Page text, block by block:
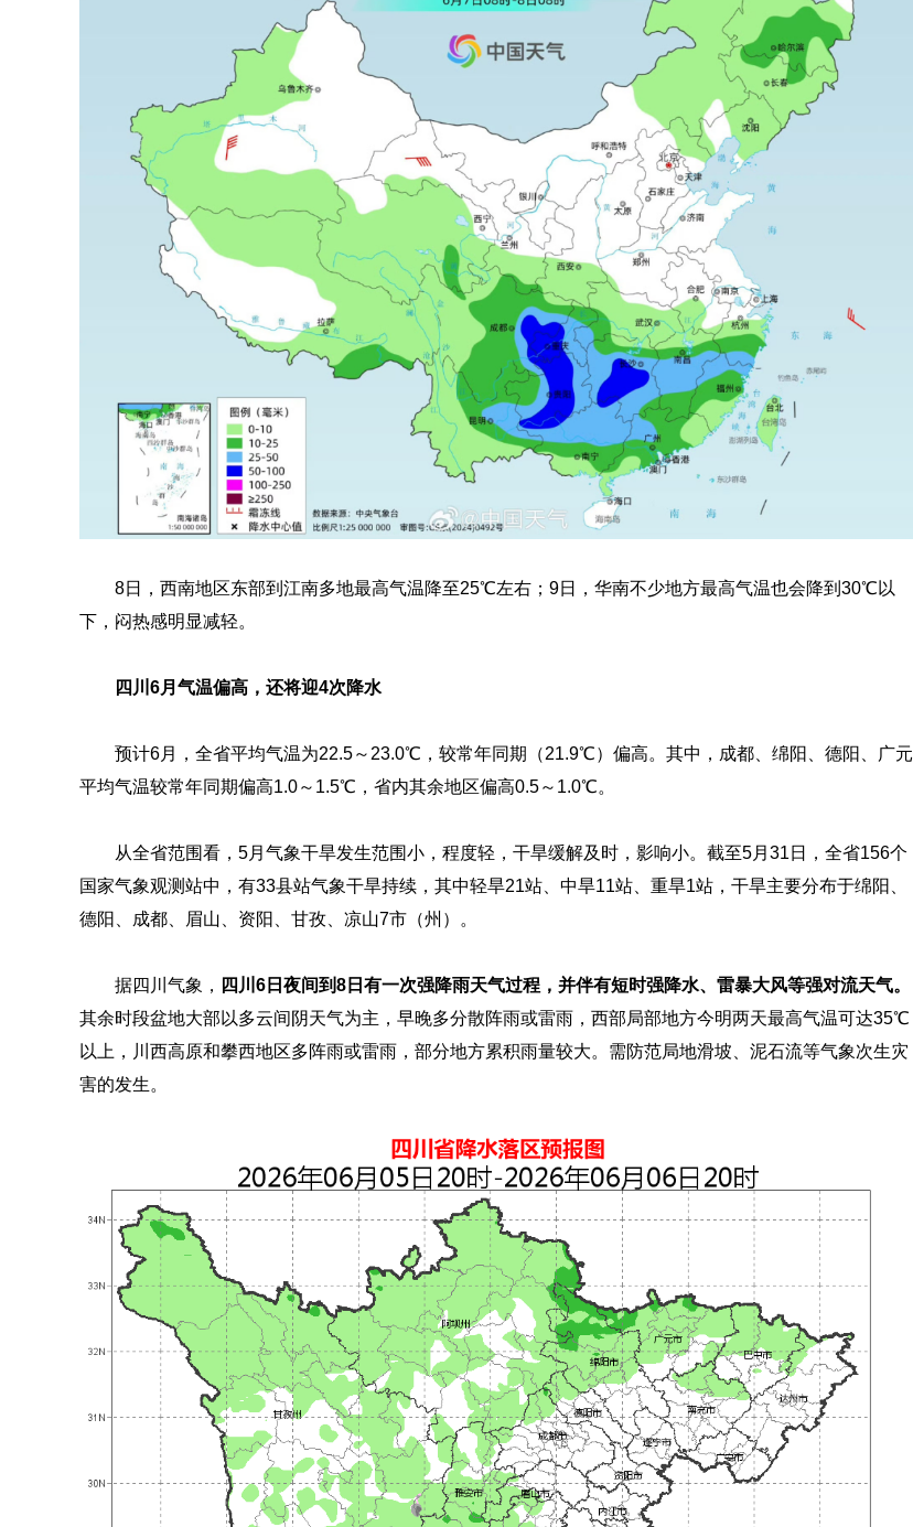
8日，西南地区东部到江南多地最高气温降至25℃左右；9日，华南不少地方最高气温也会降到30℃以
下，闷热感明显减轻。
四川6月气温偏高，还将迎4次降水
预计6月，全省平均气温为22.5～23.0℃，较常年同期（21.9℃）偏高。其中，成都、绵阳、德阳、广元
平均气温较常年同期偏高1.0～1.5℃，省内其余地区偏高0.5～1.0℃。
从全省范围看，5月气象干旱发生范围小，程度轻，干旱缓解及时，影响小。截至5月31日，全省156个
国家气象观测站中，有33县站气象干旱持续，其中轻旱21站、中旱11站、重旱1站，干旱主要分布于绵阳、
德阳、成都、眉山、资阳、甘孜、凉山7市（州）。
据四川气象， 四川6日夜间到8日有一次强降雨天气过程，并伴有短时强降水、雷暴大风等强对流天气。
其余时段盆地大部以多云间阴天气为主，早晚多分散阵雨或雷雨，西部局部地方今明两天最高气温可达35℃
以上，川西高原和攀西地区多阵雨或雷雨，部分地方累积雨量较大。需防范局地滑坡、泥石流等气象次生灾
害的发生。